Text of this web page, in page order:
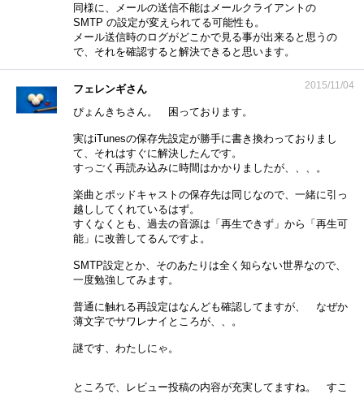
同様に、メールの送信不能はメールクライアントの
SMTP の設定が変えられてる可能性も。
メール送信時のログがどこかで見る事が出来ると思うの
で、それを確認すると解決できると思います。
フェレンギさん 2015/11/04
ぴょんきちさん。 困っております。
実はiTunesの保存先設定が勝手に書き換わっておりまし
て、それはすぐに解決したんです。
すっごく再読み込みに時間はかかりましたが、、、。
楽曲とポッドキャストの保存先は同じなので、一緒に引っ
越ししてくれているはず。
すくなくとも、過去の音源は「再生できず」から「再生可
能」に改善してるんですよ。
SMTP設定とか、そのあたりは全く知らない世界なので、
一度勉強してみます。
普通に触れる再設定はなんども確認してますが、 なぜか
薄文字でサワレナイところが、、。
謎です、わたしにゃ。
ところで、レビュー投稿の内容が充実してますね。 すこ